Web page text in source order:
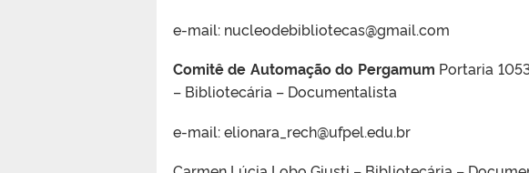
e-mail: nucleodebibliotecas@gmail.com
Comitê de Automação do Pergamum Portaria
– Bibliotecária – Documentalista
e-mail: elionara_rech@ufpel.edu.br